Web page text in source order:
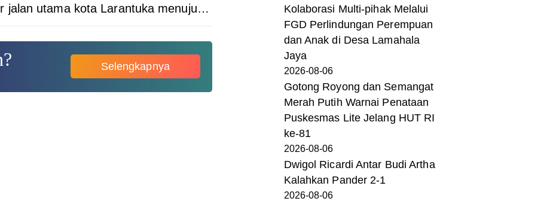
jalan utama kota Larantuka menuju…
Selengkapnya
Kolaborasi Multi-pihak Melalui
FGD Perlindungan Perempuan
dan Anak di Desa Lamahala
Jaya
2026-08-06
Gotong Royong dan Semangat
Merah Putih Warnai Penataan
Puskesmas Lite Jelang HUT RI
ke-81
2026-08-06
Dwigol Ricardi Antar Budi Artha
Kalahkan Pander 2-1
2026-08-06